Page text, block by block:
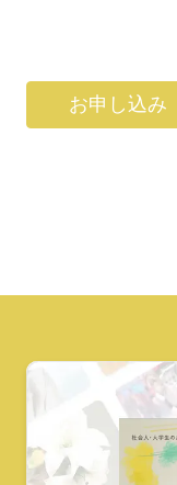
お申し込み